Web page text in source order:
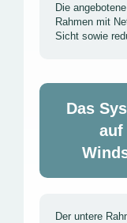
Die
Rahmen mit
Sicht sowie
Das
auf
Der untere